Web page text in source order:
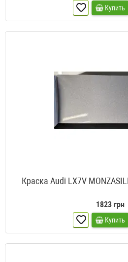
Купить
Краска Audi LX7V
1823 грн
Купить